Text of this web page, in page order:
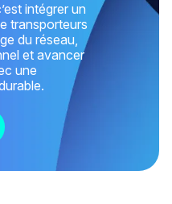
intégrer un
transporteurs
du réseau,
et avancer
une